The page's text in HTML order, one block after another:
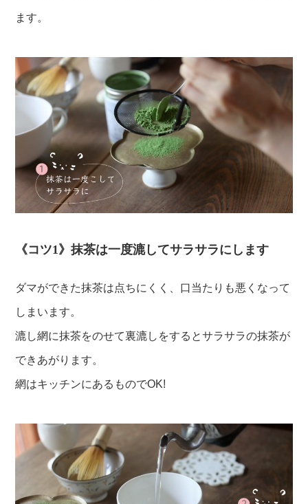
ます。
《コツ1》抹茶は一度漉してサラサラにします
ダマができた抹茶は点ちにくく、口当たりも悪くなって
しまいます。
漉し網に抹茶をのせて裏漉しをするとサラサラの抹茶が
できあがります。
網はキッチンにあるものでOK!